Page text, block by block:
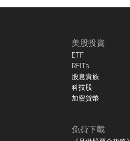
美股投資
ETF
REITs
股息貴族
科技股
加密貨幣
免費下載